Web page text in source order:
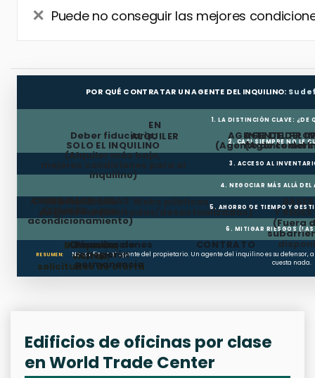
Puede no conseguir las mejores
POR QUÉ CONTRATAR UN AGENTE DEL INQUILINO: Su
1. LA DISTINCIÓN CLAVE: ¿DE
AGENTE DEL
(Agente de
EN
ALQUILER
AGENTE DEL
(Agente del
Deber fiduciario:
SOLO EL INQUILINO
(Alquiler más bajo,
mejores condiciones para el
inquilino)
2. CASI SIEMPRE NO LE
3. ACCESO AL
4. NEGOCIAR MÁS ALLÁ DEL
El propietario
paga la comisión
Webs públicas
(Limitadas/desactualizadas) Y
(Fuera
CARENCIA DE
ALQUILER
AYUDA PARA OBRAS
(Efectivo para
acondicionamiento)
5. AHORRO DE TIEMPO Y
6. MITIGAR RIESGOS
Búsqueda,
visitas,
solicitudes de oferta
Cláusulas de
reposición
Penalizaciones
por
permanencia
CONTRATO
RESUMEN:
No confíe en el agente del propietario. Un agente del inquilino es su
cuesta nada.
Edificios de oficinas por clase
en World Trade Center